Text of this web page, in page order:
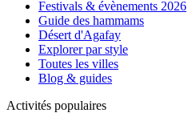
Festivals & évènements 2026
Guide des hammams
Désert d'Agafay
Explorer par style
Toutes les villes
Blog & guides
Activités populaires